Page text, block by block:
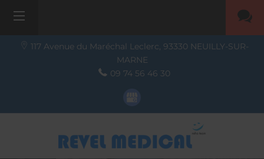
117 Avenue du Maréchal Leclerc, 93330 NEUILLY-SUR-
MARNE
09 74 56 46 30